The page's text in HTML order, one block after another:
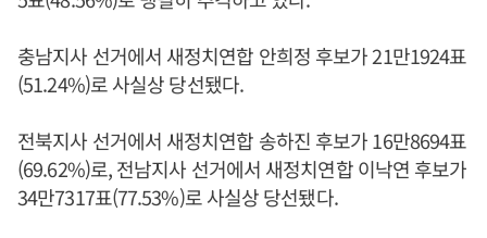
충남지사 선거에서 새정치연합 안희정 후보가 21만1924표
(51.24%)로 사실상 당선됐다.
전북지사 선거에서 새정치연합 송하진 후보가 16만8694표
(69.62%)로, 전남지사 선거에서 새정치연합 이낙연 후보가
34만7317표(77.53%)로 사실상 당선됐다.